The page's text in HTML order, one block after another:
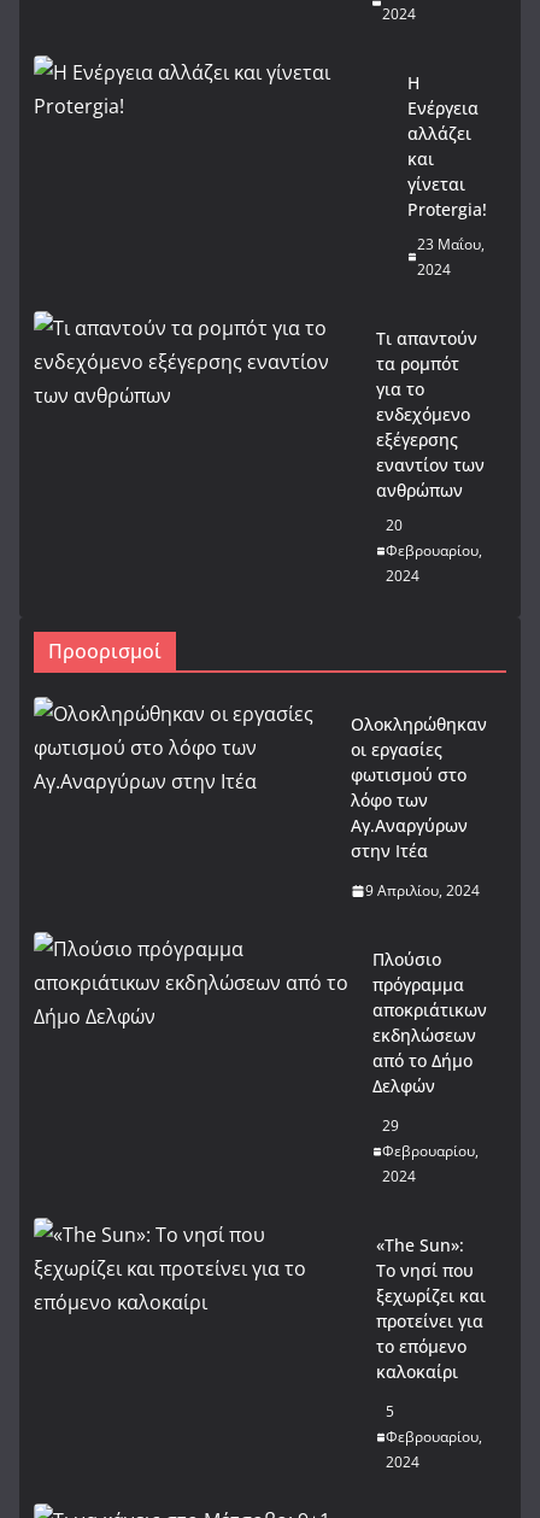
2024
Η
Ενέργεια
αλλάζει
και
γίνεται
Protergia!
23 Μαΐου,
2024
Τι απαντούν
τα ρομπότ
για το
ενδεχόμενο
εξέγερσης
εναντίον των
ανθρώπων
20
Φεβρουαρίου,
2024
Προορισμοί
Ολοκληρώθηκαν
οι εργασίες
φωτισμού στο
λόφο των
Αγ.Αναργύρων
στην Ιτέα
9 Απριλίου, 2024
Πλούσιο
πρόγραμμα
αποκριάτικων
εκδηλώσεων
από το Δήμο
Δελφών
29
Φεβρουαρίου,
2024
«The Sun»:
Το νησί που
ξεχωρίζει και
προτείνει για
το επόμενο
καλοκαίρι
5
Φεβρουαρίου,
2024